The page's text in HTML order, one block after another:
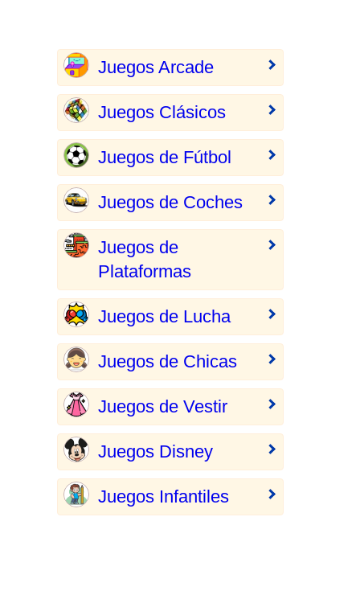
Juegos Arcade
Juegos Clásicos
Juegos de Fútbol
Juegos de Coches
Juegos de
Plataformas
Juegos de Lucha
Juegos de Chicas
Juegos de Vestir
Juegos Disney
Juegos Infantiles